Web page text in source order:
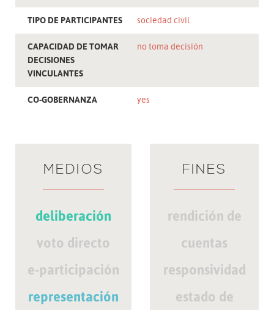
TIPO DE PARTICIPANTES sociedad civil
CAPACIDAD DE TOMAR
DECISIONES
VINCULANTES
no toma decisión
CO-GOBERNANZA yes
MEDIOS
deliberación
voto directo
e-participación
representación
FINES
rendición de
cuentas
responsividad
estado de